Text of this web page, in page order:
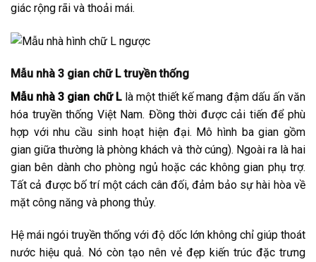
giác rộng rãi và thoải mái.
Mẫu nhà 3 gian chữ L truyền thống
Mẫu nhà 3 gian chữ Llà một thiết kế mang đậm dấu ấn văn
hóa truyền thống Việt Nam. Đồng thời được cải tiến để phù
hợp với nhu cầu sinh hoạt hiện đại. Mô hình ba gian gồm
gian giữa thường là phòng khách và thờ cúng). Ngoài ra là hai
gian bên dành cho phòng ngủ hoặc các không gian phụ trợ.
Tất cả được bố trí một cách cân đối, đảm bảo sự hài hòa về
mặt công năng và phong thủy.
Hệ mái ngói truyền thống với độ dốc lớn không chỉ giúp thoát
nước hiệu quả. Nó còn tạo nên vẻ đẹp kiến trúc đặc trưng